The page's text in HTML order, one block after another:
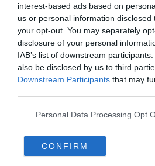
interest-based ads based on
us or personal information
your opt-out. You may separately
disclosure of your personal
IAB’s list of downstream
also be disclosed by us to third
Downstream Participants that may
Personal Data Processing Opt
CONFIRM
juin.
Quand visiter la
incontournables